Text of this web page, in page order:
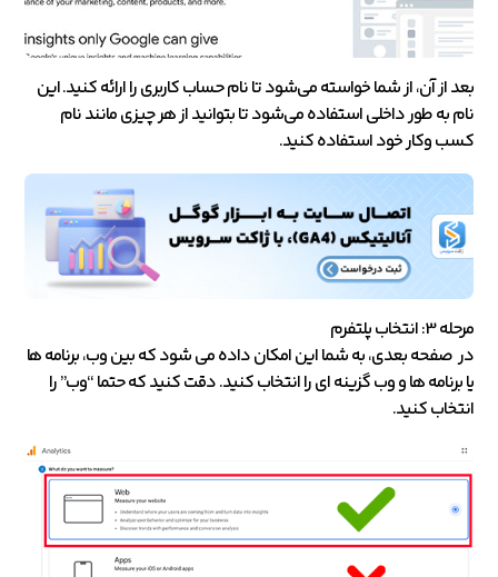
بعد از آن، از شما خواسته می‌شود تا نام حساب کاربری را ارائه کنید. این
نام به طور داخلی استفاده می‌شود تا بتوانید از هر چیزی مانند نام
کسب ‌وکار خود استفاده کنید.
مرحله 3: انتخاب پلتفرم
در صفحه بعدی، به شما این امکان داده می شود که بین وب، برنامه ها
یا برنامه ها و وب گزینه ای را انتخاب کنید. دقت کنید که حتما “وب” را
انتخاب کنید.